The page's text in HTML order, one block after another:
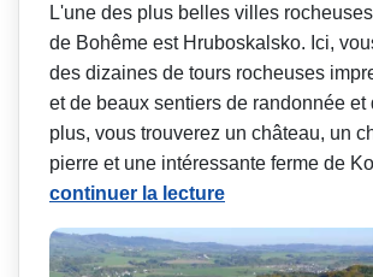
L'une des plus belles villes
de Bohême est Hruboskalsko. Ici,
des dizaines de tours rocheuses
et de beaux sentiers de randonnée et
plus, vous trouverez un château, un
pierre et une intéressante ferme de
continuer la lecture